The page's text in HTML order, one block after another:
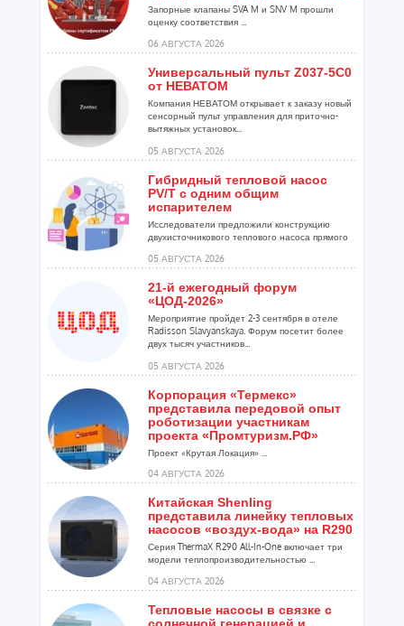
Запорные клапаны SVA M и SNV M прошли
оценку соответствия ...
06 АВГУСТА 2026
Универсальный пульт Z037-5C0
от НЕВАТОМ
Компания НЕВАТОМ открывает к заказу новый
сенсорный пульт управления для приточно-
вытяжных установок...
05 АВГУСТА 2026
Гибридный тепловой насос
PV/T с одним общим
испарителем
Исследователи предложили конструкцию
двухисточникового теплового насоса прямого
05 АВГУСТА 2026
21-й ежегодный форум
«ЦОД-2026»
Мероприятие пройдет 2-3 сентября в отеле
Radisson Slavyanskaya. Форум посетит более
двух тысяч участников...
05 АВГУСТА 2026
Корпорация «Термекс»
представила передовой опыт
роботизации участникам
проекта «Промтуризм.РФ»
Проект «Крутая Локация» ...
04 АВГУСТА 2026
Китайская Shenling
представила линейку тепловых
насосов «воздух-вода» на R290
Серия ThermaX R290 All-In-One включает три
модели теплопроизводительностью ...
04 АВГУСТА 2026
Тепловые насосы в связке с
солнечной генерацией и